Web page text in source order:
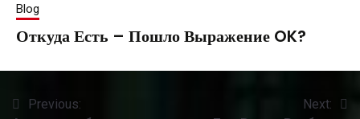
Blog
Откуда Есть – Пошло Выражение OK?
17,
Saenko
Post
Previous:
Next: